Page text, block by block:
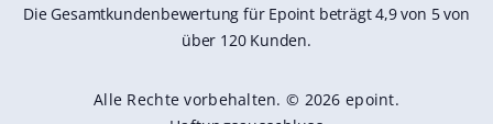
Die Gesamtkundenbewertung für Epoint beträgt 4,9 von 5 von
über 120 Kunden.
Alle Rechte vorbehalten. © 2026 epoint.